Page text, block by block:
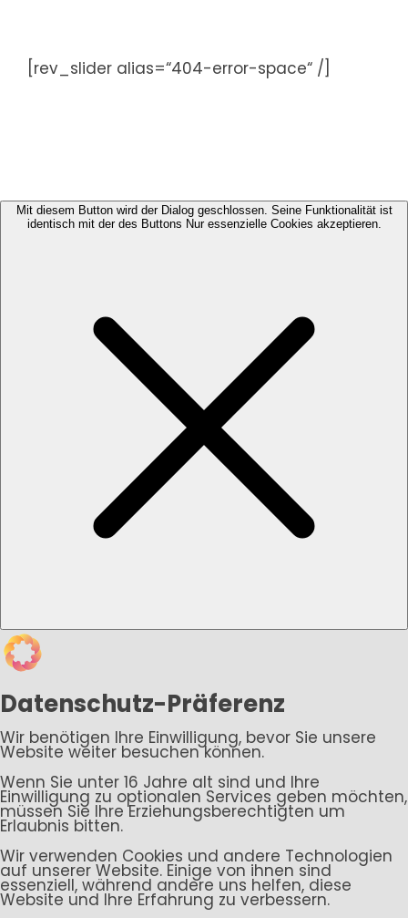
springen[rev_slider alias=“404-error-space“ /]
Mit diesem Button wird der Dialog geschlossen. Seine Funktionalität ist
identisch mit der des Buttons Nur essenzielle Cookies akzeptieren.
Datenschutz-Präferenz
Wir benötigen Ihre Einwilligung, bevor Sie unsere
Website weiter besuchen können.
Wenn Sie unter 16 Jahre alt sind und Ihre
Einwilligung zu optionalen Services geben möchten,
müssen Sie Ihre Erziehungsberechtigten um
Erlaubnis bitten.
Wir verwenden Cookies und andere Technologien
auf unserer Website. Einige von ihnen sind
essenziell, während andere uns helfen, diese
Website und Ihre Erfahrung zu verbessern.